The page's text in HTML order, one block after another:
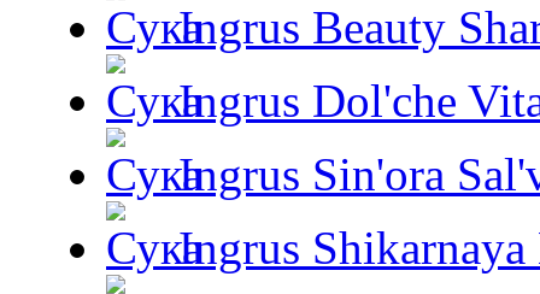
Ingrus Beauty
Ingrus Dol'che
Ingrus Sin'ora
Ingrus Shikarnaya